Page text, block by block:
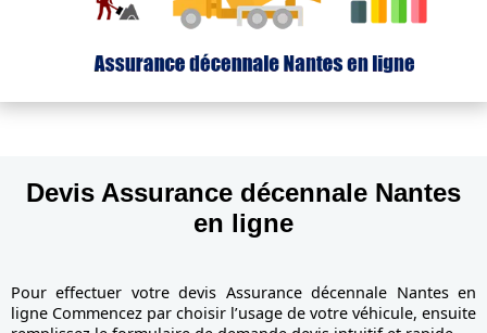
Devis Assurance décennale Nantes
en ligne
Pour effectuer votre devis Assurance décennale Nantes en
ligne Commencez par choisir l’usage de votre véhicule, ensuite